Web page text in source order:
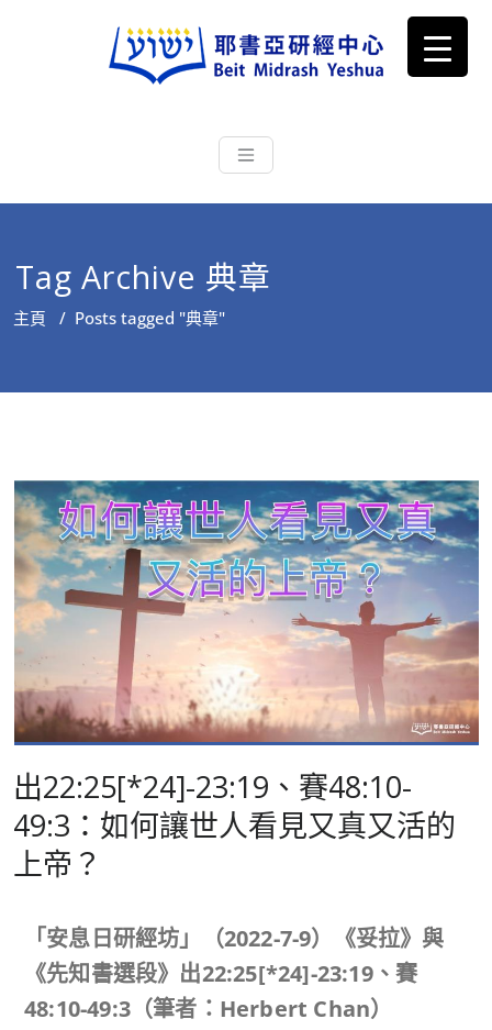
耶書亞研經中心
根源明白聖經，成為更好的門徒
Tag Archive 典章
主頁 / Posts tagged "典章"
出22:25[*24]-23:19、賽48:10-
49:3：如何讓世人看見又真又活的
上帝？
「安息日研經坊」（2022-7-9）《妥拉》與
《先知書選段》出22:25[*24]-23:19、賽
48:10-49:3 （筆者： Herbert Chan）